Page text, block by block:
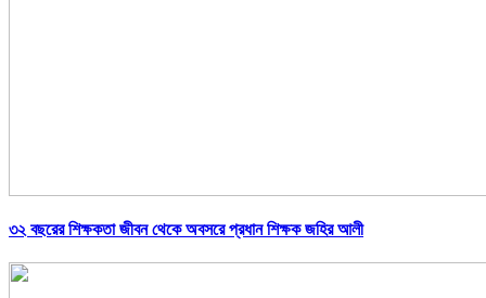
৩২ বছরের শিক্ষকতা জীবন থেকে অবসরে প্রধান শিক্ষক জহির আলী